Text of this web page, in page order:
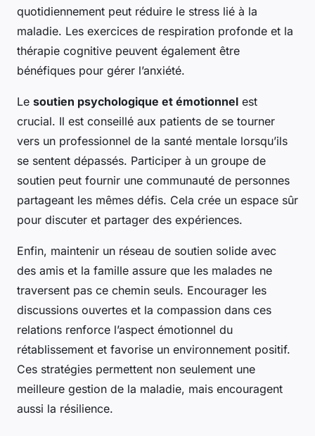
quotidiennement peut réduire le stress lié à la
maladie. Les exercices de respiration profonde et la
thérapie cognitive peuvent également être
bénéfiques pour gérer l’anxiété.
Le soutien psychologique et émotionnel est
crucial. Il est conseillé aux patients de se tourner
vers un professionnel de la santé mentale lorsqu’ils
se sentent dépassés. Participer à un groupe de
soutien peut fournir une communauté de personnes
partageant les mêmes défis. Cela crée un espace sûr
pour discuter et partager des expériences.
Enfin, maintenir un réseau de soutien solide avec
des amis et la famille assure que les malades ne
traversent pas ce chemin seuls. Encourager les
discussions ouvertes et la compassion dans ces
relations renforce l’aspect émotionnel du
rétablissement et favorise un environnement positif.
Ces stratégies permettent non seulement une
meilleure gestion de la maladie, mais encouragent
aussi la résilience.